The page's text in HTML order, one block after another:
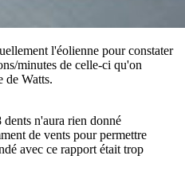
l'éolienne pour constater
minutes de celle-ci qu'on
de Watts.
n'aura rien donné
de vents pour permettre
avec ce rapport était trop